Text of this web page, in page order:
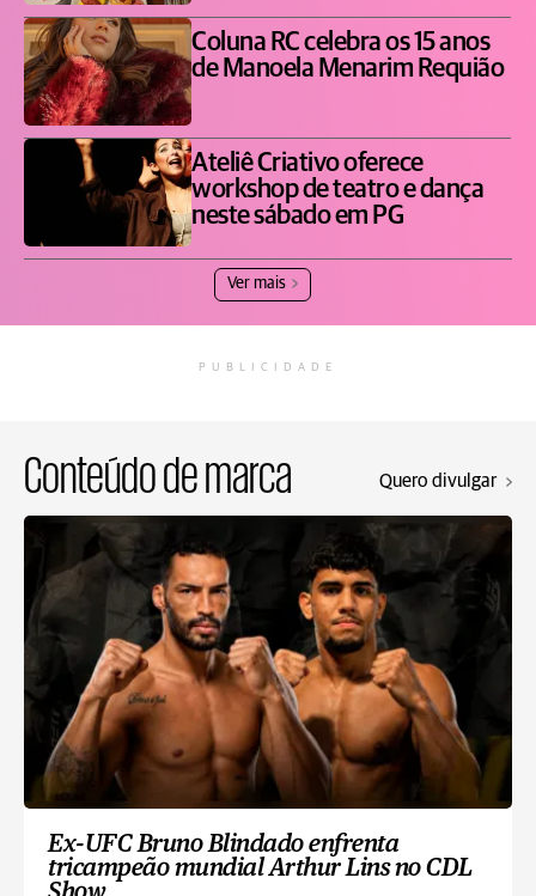
Coluna RC celebra os 15 anos
de Manoela Menarim Requião
Ateliê Criativo oferece
workshop de teatro e dança
neste sábado em PG
Ver mais
PUBLICIDADE
Conteúdo de marca Quero divulgar
Ex-UFC Bruno Blindado enfrenta
tricampeão mundial Arthur Lins no CDL